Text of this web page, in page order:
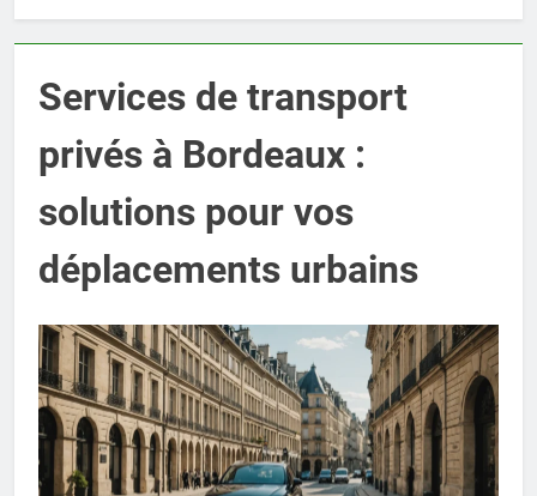
Services de transport
privés à Bordeaux :
solutions pour vos
déplacements urbains